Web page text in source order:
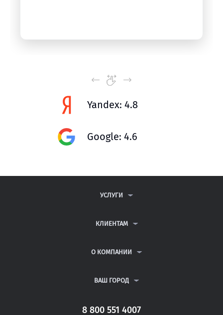
Yandex: 4.8
Google: 4.6
УСЛУГИ
ДИПЛОМНЫЕ РАБОТЫ
РЕФЕРАТЫ
КЛИЕНТАМ
ВОПРОСЫ И ОТВЕТЫ
ПОЛИТИКА КОНФИДЕНЦИАЛЬНОСТИ
О КОМПАНИИ
КОНТАКТЫ
ВАШ ГОРОД
САНКТ-ПЕТЕРБУРГ
8 800 551 4007